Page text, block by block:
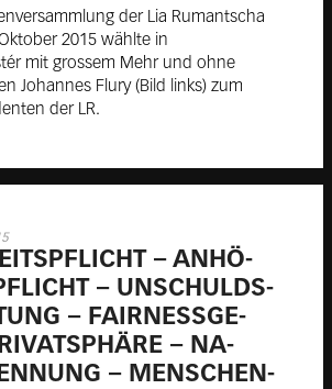
der Lia Rumantscha
2015 wählte in
mit grossem Mehr und ohne
Johannes Flury (Bild links) zum
der LR.
– AN­HÖ­
– UN­SCHULDS­
– FAIR­NESS­GE­
– NA­
– MEN­SCHEN­